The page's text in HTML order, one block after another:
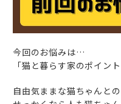
今回のお悩みは…
「猫と暮らす家のポイント
自由気ままな猫ちゃんとの